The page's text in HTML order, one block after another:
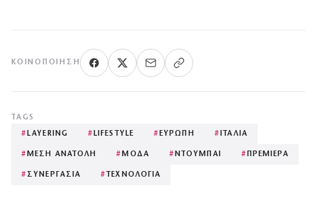
ΚΟΙΝΟΠΟΊΗΣΗ
TAGS
# LAYERING # LIFESTYLE # ΕΥΡΩΠΗ # ΙΤΑΛΙΑ
# ΜΕΣΗ ΑΝΑΤΟΛΗ # ΜΟΔΑ # ΝΤΟΥΜΠΑΙ # ΠΡΕΜΙΕΡΑ
# ΣΥΝΕΡΓΑΣΙΑ # ΤΕΧΝΟΛΟΓΙΑ